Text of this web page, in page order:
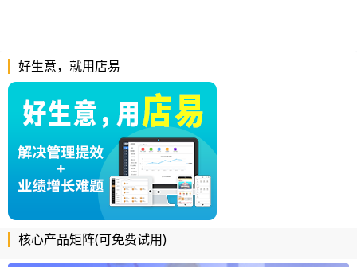
好生意，就用店易
核心产品矩阵(可免费试用)